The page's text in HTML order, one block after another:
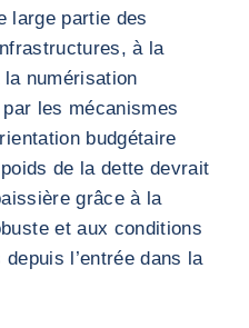
large partie des
à la
numérisation
les mécanismes
budgétaire
de la dette devrait
grâce à la
et aux conditions
l’entrée dans la